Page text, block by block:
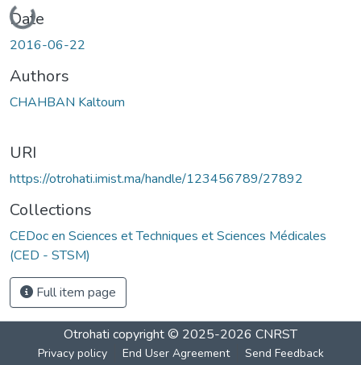
Date
2016-06-22
Authors
CHAHBAN Kaltoum
URI
https://otrohati.imist.ma/handle/123456789/27892
Collections
CEDoc en Sciences et Techniques et Sciences Médicales
(CED - STSM)
Full item page
Otrohati copyright © 2025-2026 CNRST
Privacy policy End User Agreement Send Feedback